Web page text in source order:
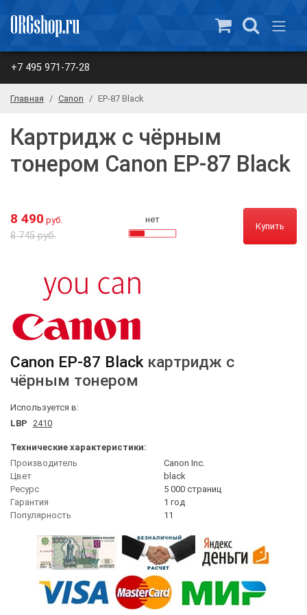
+7 495 971-77-28
Главная Canon EP-87 Black
Картридж с чёрным
тонером Canon EP-87 Black
8 490 руб.
8 745 руб.
нет
Купить
Canon EP-87 Black картридж с
чёрным тонером
Используется в:
LBP 2410
Технические характеристики:
Производитель
Canon Inc.
Цвет
black
Ресурс
5 000 страниц
Гарантия
1 год
Популярность
11